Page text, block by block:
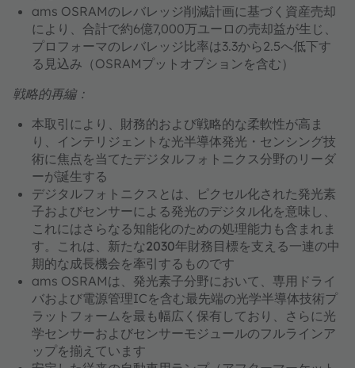
ams OSRAMのレバレッジ削減計画に基づく資産売却
により、合計で約6億7,000万ユーロの売却益が生じ、
プロフォーマのレバレッジ比率は3.3から2.5へ低下す
る見込み（OSRAMプットオプションを含む）
戦略的再編：
本取引により、財務的および戦略的な柔軟性が高ま
り、 インテリジェントな光半導体発光・センシング技
術に焦点を当てたデジタルフォトニクス分野のリーダ
ーが誕生する
デジタルフォトニクスとは、
ピクセル化された発光素
子およびセンサーによる発光のデジタル化を意味し、
これにはさらなる知能化のための処理能力も含まれま
す。これは、 新たな2030年財務目標を支える一連の中
期的な成長機会を牽引するものです
ams OSRAMは、発光素子分野において、専用ドライ
バおよび電源管理ICを含む最先端の光学半導体技術プ
ラットフォームを最も幅広く 保有しており、さらに光
学センサーおよびセンサーモジュールのフルラインア
ップを揃えています